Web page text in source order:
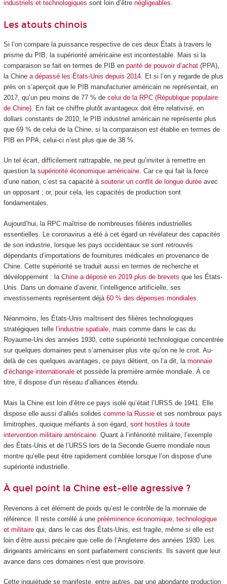
industriels et technologiques sont loin d’être négligeables.
Les atouts chinois
Si l’on compare la puissance respective de ces deux États à travers le
prisme du PIB, la supériorité américaine est incontestable. Mais si la
comparaison se fait en termes de PIB en parité de pouvoir d’achat(PPA),
la Chine a dépassé les États-Unis depuis 2014. Et si l’on y regarde de plus
près on s’aperçoit que le PIB manufacturier américain ne représentait, en
2017, qu’un peu moins de 77 % de celui de la RPC (République populaire
de Chine). En fait ce chiffre plutôt avantageux doit être relativisé, en
dollars constants de 2010, le PIB industriel américain ne représente plus
que 69 % de celui de la Chine, si la comparaison est établie en termes de
PIB en PPA, celui-ci n’est plus que de 38 %.
Un tel écart, difficilement rattrapable, ne peut qu’inviter à remettre en
question la supériorité économique américaine. Car ce qui fait la force
d’une nation, c’est sa capacité à soutenir un conflit de longue duréeavec
un opposant ; or, pour cela, les capacités de production sont
fondamentales.
Aujourd’hui, la RPC maîtrise de nombreuses filières industrielles
essentielles. Le coronavirus a été à cet égard un révélateur des capacités
de son industrie, lorsque les pays occidentaux se sont retrouvés
dépendants d’importations de fournitures médicales en provenance de
Chine. Cette supériorité se traduit aussi en termes de recherche et
développement : la Chine a déposé en 2019 plus de brevets que les États-
Unis. Dans un domaine d’avenir, l’intelligence artificielle, ses
investissements représentent déjà 60 % des dépenses mondiales
Néanmoins, les États-Unis maîtrisent des filières technologiques
stratégiques telle l’industrie spatiale, mais comme dans le cas du
Royaume-Uni des années 1930, cette supériorité technologique concentrée
sur quelques domaines peut s’amenuiser plus vite qu’on ne le croit. Au-
delà de ces quelques avantages, ce pays détient, on l’a dit, la monnaie
d’échange internationaleet possède la première armée mondiale. À ce
titre, il dispose d’un réseau d’alliances étendu.
Mais la Chine est loin d’être ce pays isolé qu’était l’URSS de 1941. Elle
dispose elle aussi d’alliés solides comme la Russieet ses nombreux pays
limitrophes, quoique méfiants à son égard, sont hostiles à toute
intervention militaire américaine. Quant à l’infériorité militaire, l’exemple
des États-Unis et de l’URSS lors de la Seconde Guerre mondiale nous
montre qu’elle peut être rapidement comblée lorsque l’on dispose d’une
supériorité industrielle.
À quel point la Chine est-elle agressive ?
Revenons à cet élément de poids qu’est le contrôle de la monnaie de
référence. Il reste corrélé à une prééminence économique, technologique
et militairequi, dans le cas des États-Unis, est fragile, même si elle est
loin d’être aussi précaire que celle de l’Angleterre des années 1930. Les
dirigeants américains en sont parfaitement conscients. Ils savent que leur
avance dans ces domaines n’est que provisoire.
Cette inquiétude se manifeste, entre autres, par une abondante production